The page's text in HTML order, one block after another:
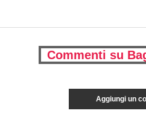
Commenti su
Aggiungi un